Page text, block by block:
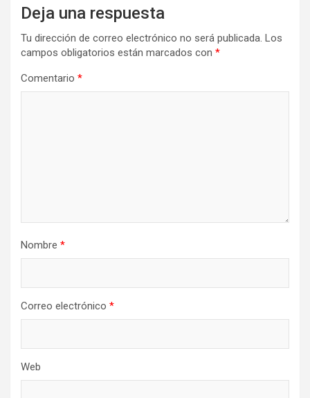
Deja una respuesta
Tu dirección de correo electrónico no será publicada. Los
campos obligatorios están marcados con *
Comentario *
Nombre *
Correo electrónico *
Web